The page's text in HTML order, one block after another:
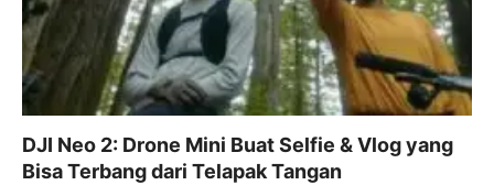
DJI Neo 2: Drone Mini Buat Selfie & Vlog yang
Bisa Terbang dari Telapak Tangan